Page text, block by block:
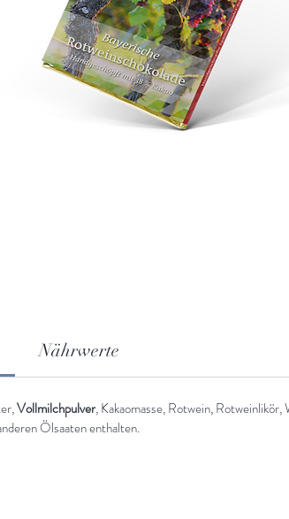
Nährwerte
Vollmilchpulver, Kakaomasse, Rotwein,
Ölsaaten enthalten.